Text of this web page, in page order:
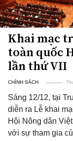
Khai mạc
toàn quốc
lần thứ VII
CHÍNH SÁCH
Sáng 12/12, tại
diễn ra Lễ khai
Hội Nông dân
với sự tham gia